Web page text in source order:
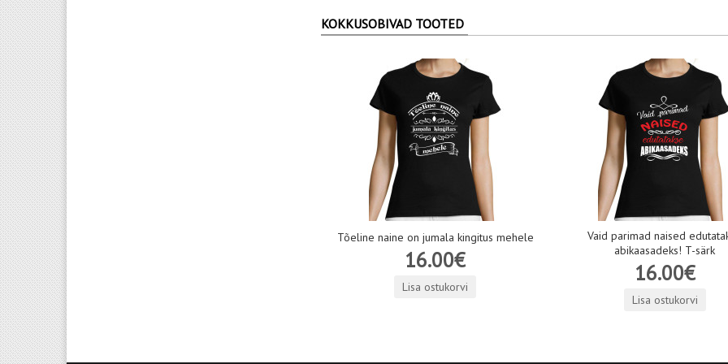
KOKKUSOBIVAD TOOTED
Tõeline naine on jumala kingitus mehele
16.00€
Lisa ostukorvi
Vaid parimad naised
abikaasadeks! T-särk
16.00€
Lisa ostukorvi